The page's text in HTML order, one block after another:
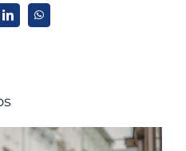
LinkedInWhatsApp